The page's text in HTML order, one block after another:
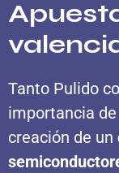
Tanto Pulido
importancia
creación de un